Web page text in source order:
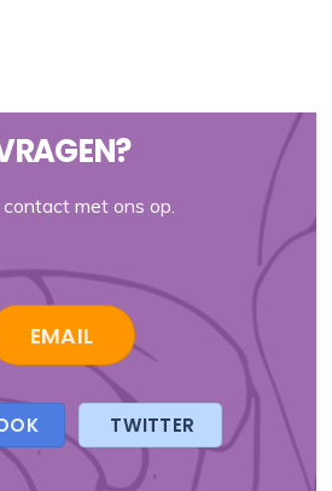
contact met ons op.
EMAIL
TWITTER